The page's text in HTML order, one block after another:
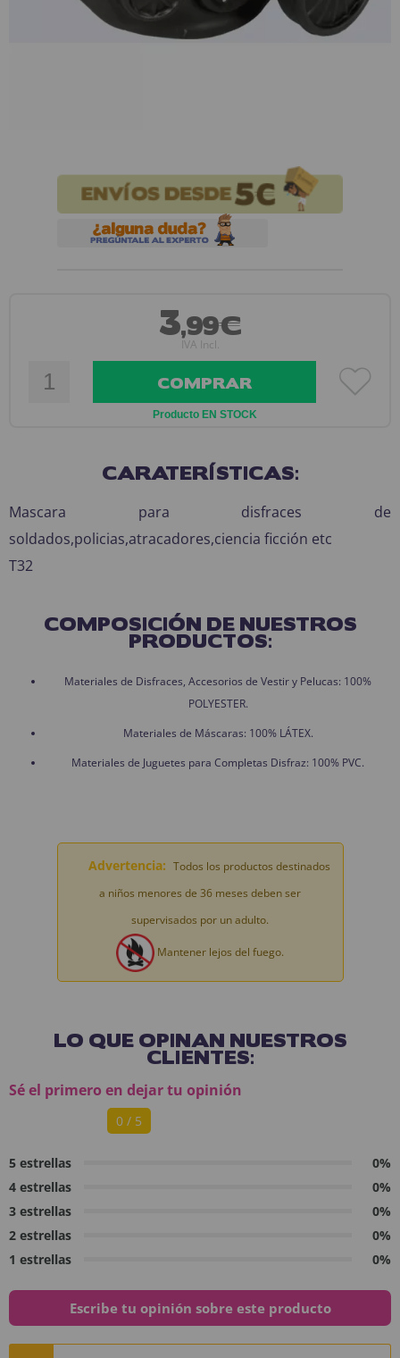
3,99€
IVA Incl.
COMPRAR
Producto EN STOCK
CARATERÍSTICAS:
Mascara para disfraces de
soldados,policias,atracadores,ciencia ficción etc
T32
COMPOSICIÓN DE NUESTROS
PRODUCTOS:
Materiales de Disfraces, Accesorios de Vestir y Pelucas: 100%
POLYESTER.
Materiales de Máscaras: 100% LÁTEX.
Materiales de Juguetes para Completas Disfraz: 100% PVC.
Advertencia: Todos los productos destinados
a niños menores de 36 meses deben ser
supervisados por un adulto.
Mantener lejos del fuego.
LO QUE OPINAN NUESTROS
CLIENTES:
Sé el primero en dejar tu opinión
0 / 5
5 estrellas
0%
4 estrellas
0%
3 estrellas
0%
2 estrellas
0%
1 estrellas
0%
Escribe tu opinión sobre este producto